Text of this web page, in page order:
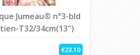
Jumeau® n°3-bld
T32/34cm(13")
€23.10